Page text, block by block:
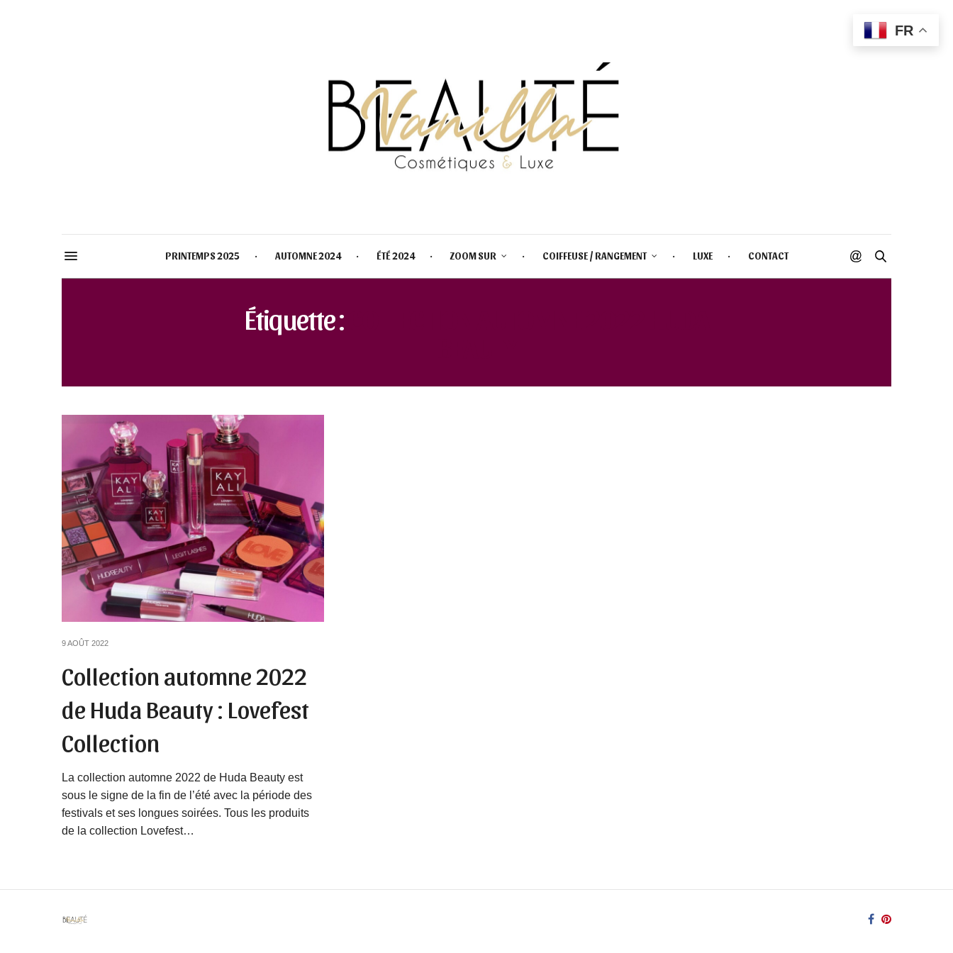
PRINTEMPS 2025 AUTOMNE 2024 ÉTÉ 2024 ZOOM SUR COIFFEUSE / RANGEMENT LUXE CONTACT
Étiquette :
9 AOÛT 2022
Collection automne 2022
de Huda Beauty : Lovefest
Collection
La collection automne 2022 de Huda Beauty est
sous le signe de la fin de l’été avec la période des
festivals et ses longues soirées. Tous les produits
de la collection Lovefest…
FR